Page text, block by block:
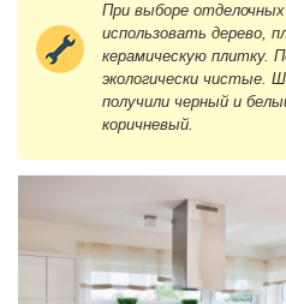
При выборе
использовать дерево,
керамическую плитку.
экологически чистые.
получили черный и
коричневый.